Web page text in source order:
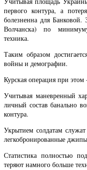
первого контура, а
болезненна для
Волчанска) по минимуму
техника.
Таким образом
войны и демографии.
Курская операция при
Учитывая маневренный
личный состав банально
контура.
Укрытием солдатам
легкобронированные
Статистика полностью
теряют намного больше